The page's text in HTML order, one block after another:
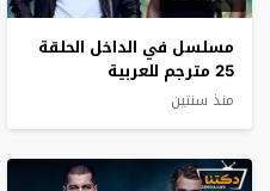
مسلسل في الداخل الحلقة
25 مترجم للعربية
منذ سنتين